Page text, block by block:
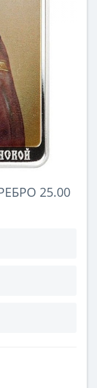
25.00